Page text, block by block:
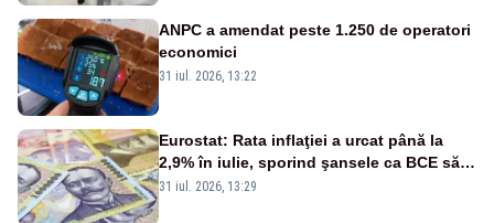
ANPC a amendat peste 1.250 de operatori
economici
31 iul. 2026, 13:22
Eurostat: Rata inflaţiei a urcat până la
2,9% în iulie, sporind şansele ca BCE să
majoreze dobânda
31 iul. 2026, 13:29